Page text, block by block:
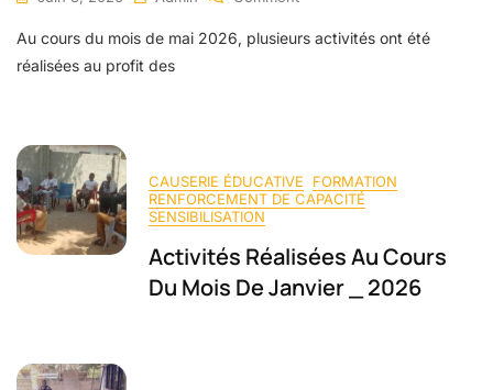
Au cours du mois de mai 2026, plusieurs activités ont été
réalisées au profit des
CAUSERIE ÉDUCATIVE
FORMATION
RENFORCEMENT DE CAPACITÉ
SENSIBILISATION
Activités Réalisées Au Cours
Du Mois De Janvier _ 2026